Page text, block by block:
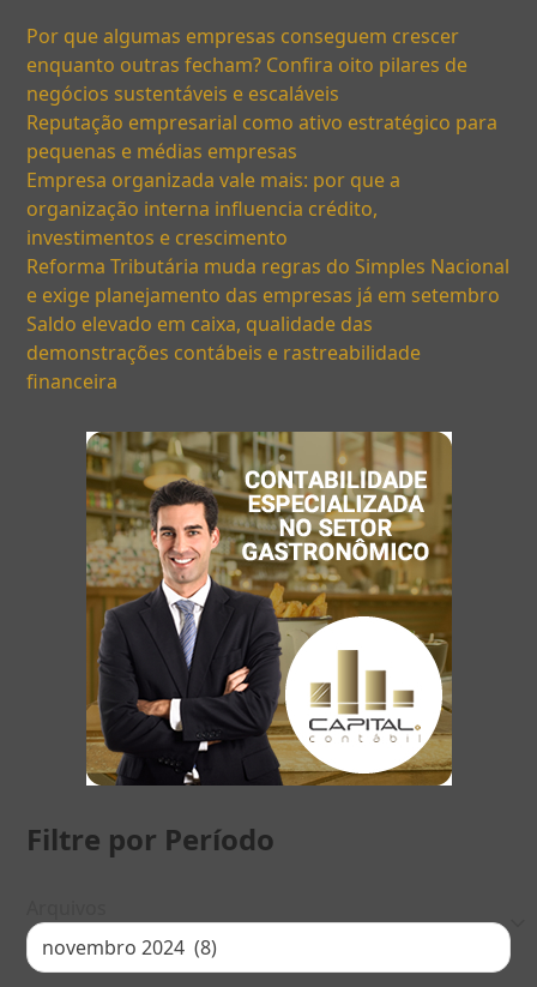
Por que algumas empresas conseguem crescer
enquanto outras fecham? Confira oito pilares de
negócios sustentáveis e escaláveis
Reputação empresarial como ativo estratégico para
pequenas e médias empresas
Empresa organizada vale mais: por que a
organização interna influencia crédito,
investimentos e crescimento
Reforma Tributária muda regras do Simples Nacional
e exige planejamento das empresas já em setembro
Saldo elevado em caixa, qualidade das
demonstrações contábeis e rastreabilidade
financeira
Filtre por Período